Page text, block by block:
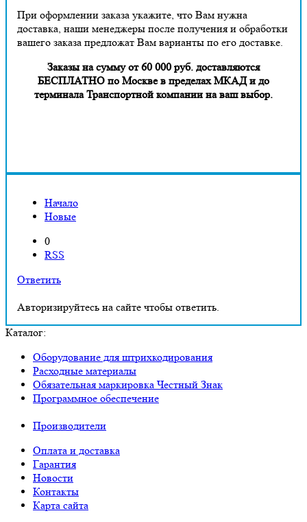
При оформлении заказа укажите, что Вам нужна
доставка, наши менеджеры после получения и обработки
вашего заказа предложат Вам варианты по его доставке.
Заказы на сумму от 60 000 руб. доставляются
БЕСПЛАТНО по Москве в пределах МКАД и до
терминала Транспортной компании на ваш выбор.
Начало
Новые
0
RSS
Ответить
Авторизируйтесь на сайте чтобы ответить.
Каталог:
Оборудование для штрихкодирования
Расходные материалы
Обязательная маркировка Честный Знак
Программное обеспечение
Производители
Оплата и доставка
Гарантия
Новости
Контакты
Карта сайта